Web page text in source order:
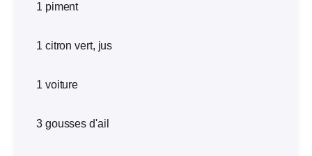
1 piment
1 citron vert, jus
1 voiture
3 gousses d'ail